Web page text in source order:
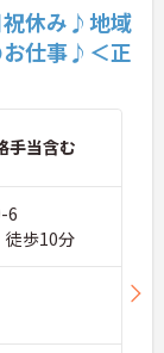
祝休み♪地域
お仕事♪＜正
手当含む
6
徒歩10分